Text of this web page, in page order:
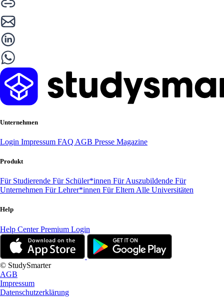
Unternehmen
Login Impressum FAQ AGB Presse Magazine
Produkt
Für Studierende Für Schüler*innen Für Auszubildende Für
Unternehmen Für Lehrer*innen Für Eltern Alle Universitäten
Help
Help CenterPremium Login
© StudySmarter
AGB
Impressum
Datenschutzerklärung